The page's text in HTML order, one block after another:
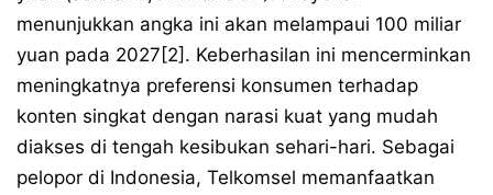
menunjukkan angka ini akan melampaui 100 miliar
yuan pada 2027[2]. Keberhasilan ini mencerminkan
meningkatnya preferensi konsumen terhadap
konten singkat dengan narasi kuat yang mudah
diakses di tengah kesibukan sehari-hari. Sebagai
pelopor di Indonesia, Telkomsel memanfaatkan